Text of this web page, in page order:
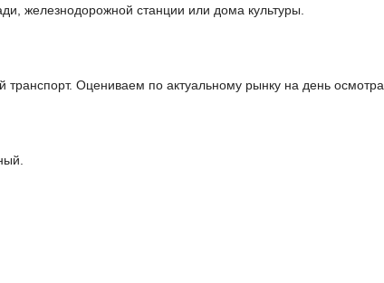
железнодорожной станции или дома культуры.
Оцениваем по актуальному рынку на день осмотра.